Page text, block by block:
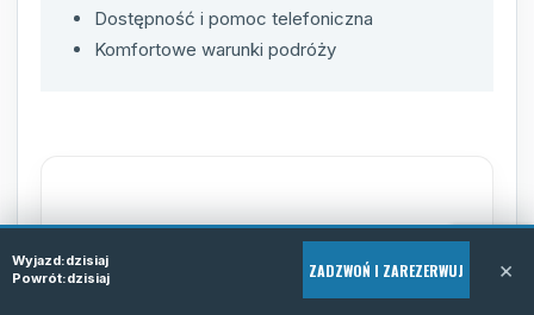
Dostępność i pomoc telefoniczna
Komfortowe warunki podróży
FAQ - najczęściej
Wyjazd:dzisiaj
Powrót:dzisiaj ZADZWOŃ I ZAREZERWUJ ×